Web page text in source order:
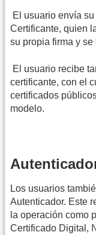
 El usuario envía
Certificante, quien
su propia firma y
 El usuario recibe
certificante, con el
certificados
modelo.
Los usuarios
Autenticador. Este
la operación como
Certificado Digital,